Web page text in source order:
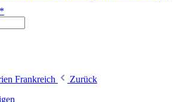
Frankreich
Zurück